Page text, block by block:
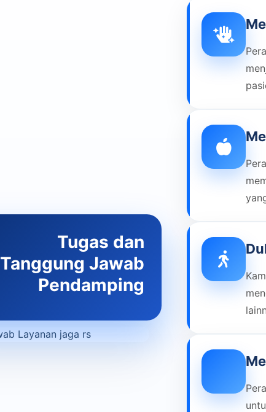
Tugas dan
Tanggung Jawab
Pendamping